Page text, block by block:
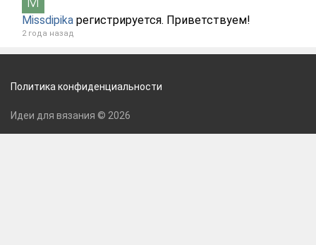
Missdipika регистрируется. Приветствуем!
2 года назад
Политика конфиденциальности
Идеи для вязания © 2026